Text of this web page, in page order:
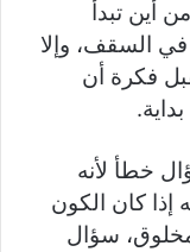
أين تبدأ
في السقف، وإلا
فكرة أن
خطأ لأنه
إذا كان الكون
سؤال